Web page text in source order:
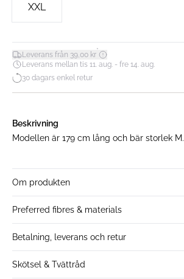
XXL
Leverans från 39,00 kr*
Leverans mellan tis 11. aug. - fre 14. aug.
30 dagars enkel retur
Beskrivning
Modellen är 179 cm lång och bär storlek M.
Om produkten
Preferred fibres & materials
Betalning, leverans och retur
Skötsel & Tvättråd